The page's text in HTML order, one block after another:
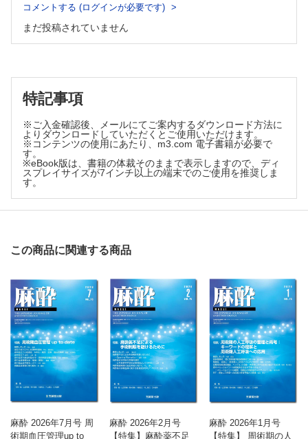
コペニア 若林秀隆
現場実践に活かす「臨床倫理」の考え方―倫理的推論（ethical
reasoning）を中心に― 板井孝壱郎
学術委員会：学会賞記念講演
より安全な全身麻酔管理を目指す筋弛緩薬使用方法の臨床研
究 磯野史朗
ヒト屈曲反射ワインドアップ観察の低侵襲手法 谷口智哉ほか
手術室におけるHFNC の活用 坂口雄一
コメントする (ログインが必要です)
まだ投稿されていません
特記事項
※ご入金確認後、メールにてご案内するダウンロード方法に
よりダウンロードしていただくとご使用いただけます。
※コンテンツの使用にあたり、m3.com 電子書籍が必要で
す。
※eBook版は、書籍の体裁そのままで表示しますので、ディ
スプレイサイズが7インチ以上の端末でのご使用を推奨しま
す。
この商品に関連する商品
麻酔 2026年7月号 周
術期血圧管理up to
麻酔 2026年2月号
【特集】麻酔薬不足
麻酔 2026年1月号
【特集】 周術期の人